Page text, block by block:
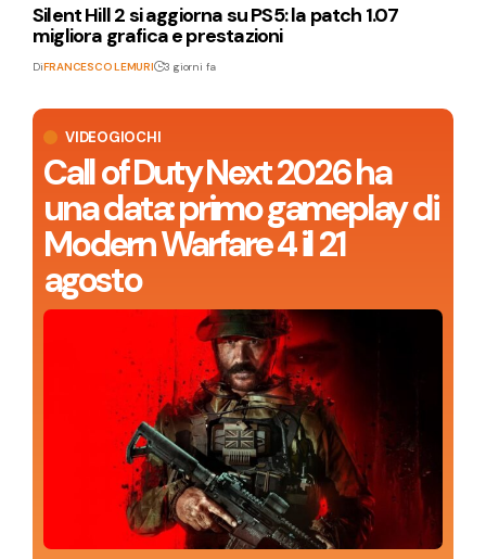
VIDEOGIOCHI
Call of Duty Next 2026 ha
una data: primo gameplay di
Modern Warfare 4 il 21
agosto
Silent Hill 2 si aggiorna su PS5: la patch 1.07
migliora grafica e prestazioni
DiFRANCESCO LEMURI 3 giorni fa